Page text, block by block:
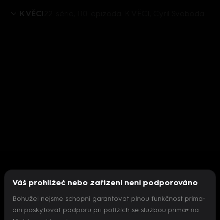
K VĚCI
Nepodařilo se inicializovat přehrávač
Váš prohlížeč nebo zařízení není podporováno
Bohužel nejsme schopni garantovat plnou funkčnost prima+
ani poskytovat podporu při potížích se službou prima+ na